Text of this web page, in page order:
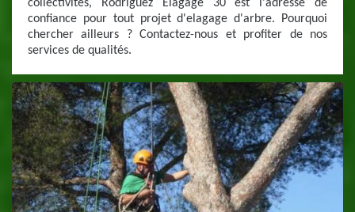
collectivités, Rodriguez Elagage 30 est l'adresse de
confiance pour tout projet d'elagage d'arbre. Pourquoi
chercher ailleurs ? Contactez-nous et profiter de nos
services de qualités.